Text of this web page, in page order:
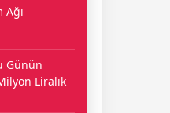
Ağı
Günün
Liralık